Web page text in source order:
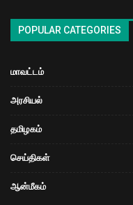
POPULAR CATEGORIES
மாவட்டம்
அரசியல்
தமிழகம்
செய்திகள்
ஆன்மீகம்